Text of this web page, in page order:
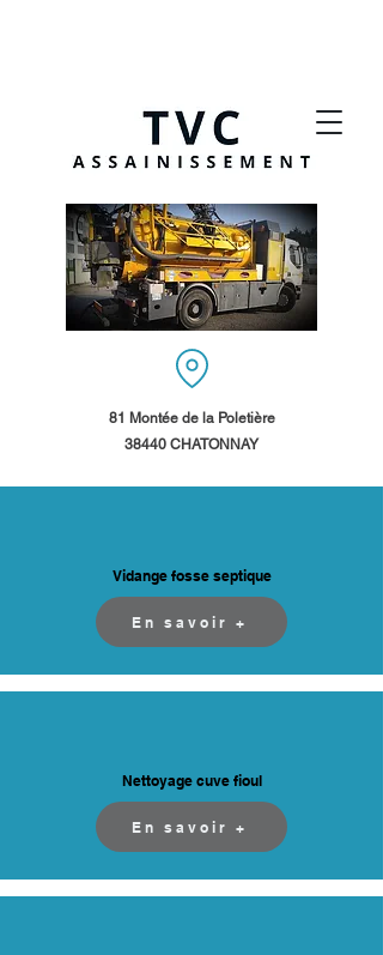
81 Montée de la Poletière
38440 CHATONNAY​
Vidange fosse septique
En savoir +
Nettoyage cuve fioul
En savoir +